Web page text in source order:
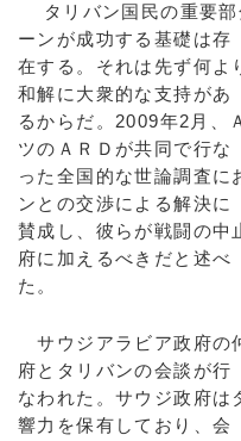
タリバン国民の重要部
ーンが成功する基礎は存
在する。それは先ず何よ
和解に大衆的な支持があ
るからだ。2009年2月、
ツのＡＲＤが共同で行な
った全国的な世論調査
ンとの交渉による解決に
賛成し、彼らが戦闘の中
府に加えるべきだと述べ
た。
サウジアラビア政府の
府とタリバンの会談が行
なわれた。サウジ政府は
響力を保有しており、会